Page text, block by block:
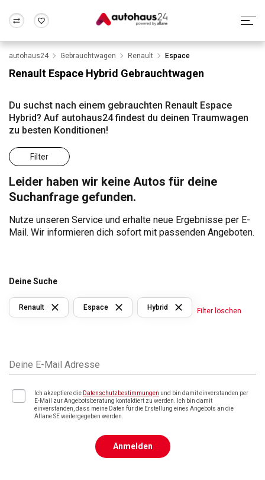
Wir bewerten dein Auto
Alle Fragen & Antworten
Rund um die Inzahlungnahme
Frankfurt Wuppertal
autohaus24 Gebrauchtwagen Renault Espace
Renault Espace Hybrid Gebrauchtwagen
Du suchst nach einem gebrauchten Renault Espace
Hybrid? Auf autohaus24 findest du deinen Traumwagen
zu besten Konditionen!
Filter
Leider haben wir keine Autos für deine
Suchanfrage gefunden.
Nutze unseren Service und erhalte neue Ergebnisse per E-
Mail. Wir informieren dich sofort mit passenden Angeboten.
Deine Suche
Renault Espace Hybrid Filter löschen
Deine E-Mail Adresse
Ich akzeptiere die Datenschutzbestimmungen und bin damit einverstanden per
E-Mail zur Angebotsberatung kontaktiert zu werden. Ich bin damit
einverstanden, dass meine Daten für die Erstellung eines Angebots an die
Allane SE weitergegeben werden.
Anmelden